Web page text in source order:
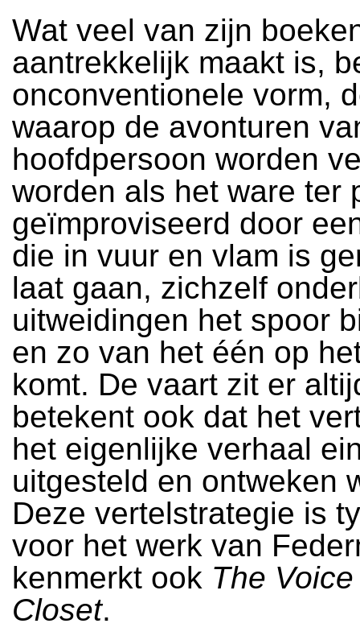
Wat veel van zijn
aantrekkelijk maakt is,
onconventionele vorm,
waarop de avonturen
hoofdpersoon worden
worden als het ware ter
geïmproviseerd door
die in vuur en vlam is
laat gaan, zichzelf
uitweidingen het spoor
en zo van het één op
komt. De vaart zit er
betekent ook dat het
het eigenlijke verhaal
uitgesteld en ontweken
Deze vertelstrategie is
voor het werk van
kenmerkt ook The
Closet.